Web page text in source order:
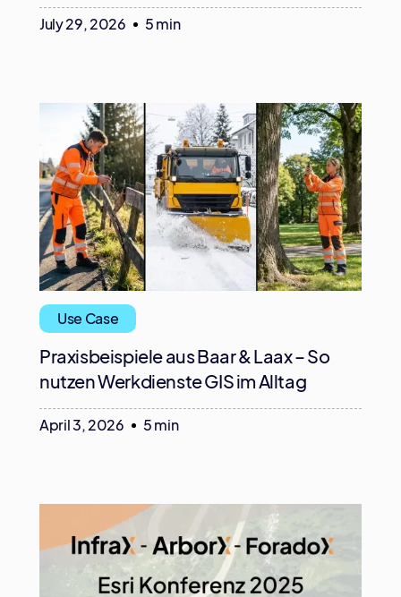
July 29, 2026 5 min
Use Case
Praxisbeispiele aus Baar & Laax – So
nutzen Werkdienste GIS im Alltag
April 3, 2026 5 min